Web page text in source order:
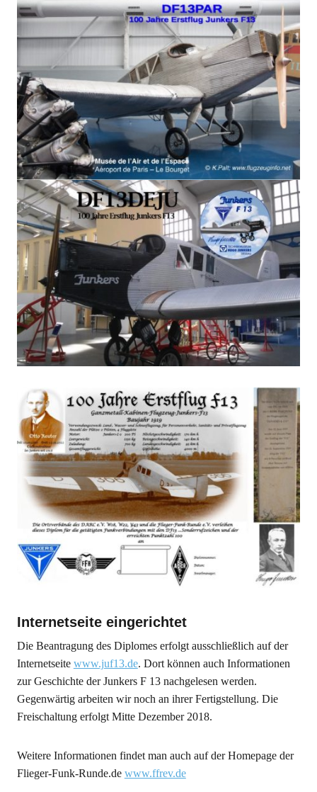
Internetseite eingerichtet
Die Beantragung des Diplomes erfolgt ausschließlich auf der
Internetseite www.juf13.de. Dort können auch Informationen
zur Geschichte der Junkers F 13 nachgelesen werden.
Gegenwärtig arbeiten wir noch an ihrer Fertigstellung. Die
Freischaltung erfolgt Mitte Dezember 2018.
Weitere Informationen findet man auch auf der Homepage der
Flieger-Funk-Runde.de www.ffrev.de